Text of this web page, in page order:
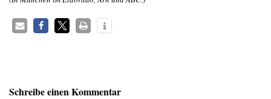
Schreibe einen Kommentar